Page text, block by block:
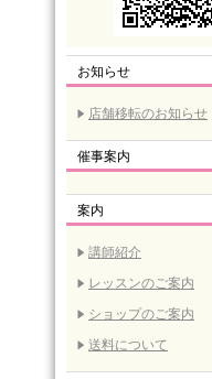
お知らせ
店舗移転のお知らせ
催事案内
案内
講師紹介
レッスンのご案内
ショップのご案内
送料について